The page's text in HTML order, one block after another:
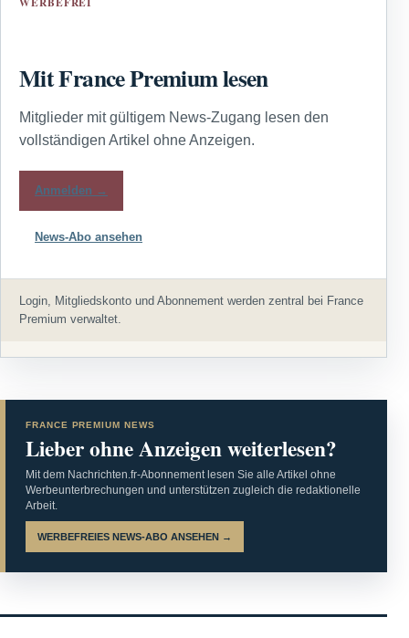
Mit France Premium lesen
Mitglieder mit gültigem News-Zugang lesen den
vollständigen Artikel ohne Anzeigen.
Anmelden →
News-Abo ansehen
Login, Mitgliedskonto und Abonnement werden zentral bei France
Premium verwaltet.
FRANCE PREMIUM NEWS
Lieber ohne Anzeigen weiterlesen?
Mit dem Nachrichten.fr-Abonnement lesen Sie alle Artikel ohne
Werbeunterbrechungen und unterstützen zugleich die redaktionelle
Arbeit.
WERBEFREIES NEWS-ABO ANSEHEN →